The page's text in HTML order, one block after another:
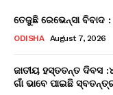
ତେଜୁଛି ରେଭେନ୍ସା
ODISHA August 7, 2026
ଜାତୀୟ ହସ୍ତତନ୍ତ ଦିବସ
ଗାଁ ଭାବେ ପାଇଛି